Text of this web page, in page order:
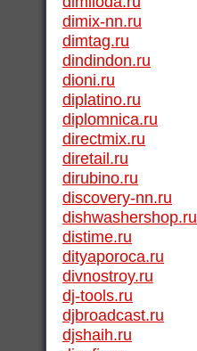
dimix-nn.ru
dimtag.ru
dindindon.ru
dioni.ru
diplatino.ru
diplomnica.ru
directmix.ru
diretail.ru
dirubino.ru
discovery-nn.ru
dishwashershop.ru
distime.ru
dityaporoca.ru
divnostroy.ru
dj-tools.ru
djbroadcast.ru
djshaih.ru